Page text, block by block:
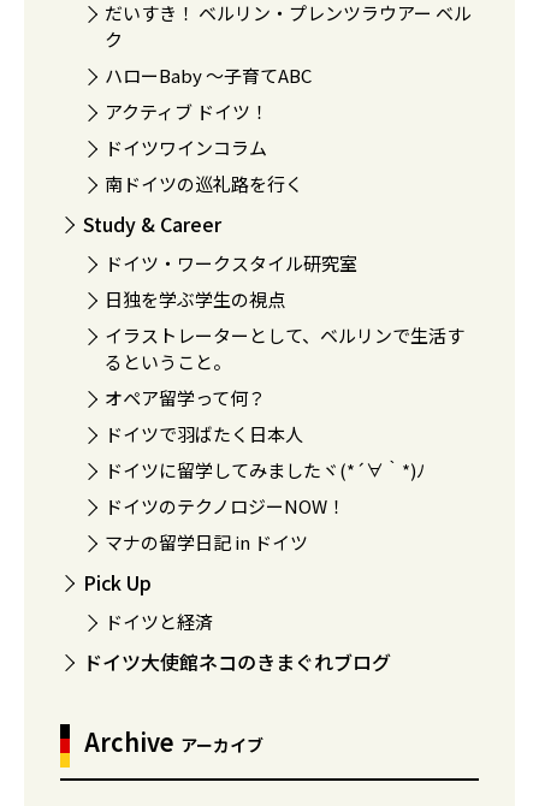
だいすき！ ベルリン・プレンツラウアー ベル
ク
ハローBaby 〜子育てABC
アクティブ ドイツ！
ドイツワインコラム
南ドイツの巡礼路を行く
Study & Career
ドイツ・ワークスタイル研究室
日独を学ぶ学生の視点
イラストレーターとして、ベルリンで生活す
るということ。
オペア留学って何？
ドイツで羽ばたく日本人
ドイツに留学してみましたヾ(*´∀｀*)ﾉ
ドイツのテクノロジーNOW！
マナの留学日記 in ドイツ
Pick Up
ドイツと経済
ドイツ大使館ネコのきまぐれブログ
Archive アーカイブ